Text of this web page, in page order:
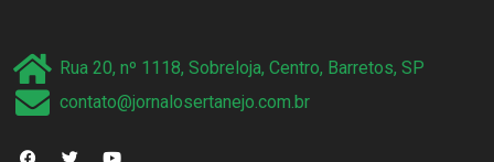
Rua 20, nº 1118, Sobreloja, Centro, Barretos, SP
contato@jornalosertanejo.com.br